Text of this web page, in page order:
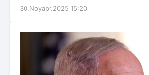
30.Noyabr.2025 15:20